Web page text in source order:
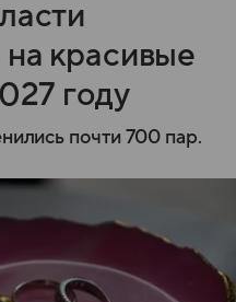
красивые
году
почти 700 пар.